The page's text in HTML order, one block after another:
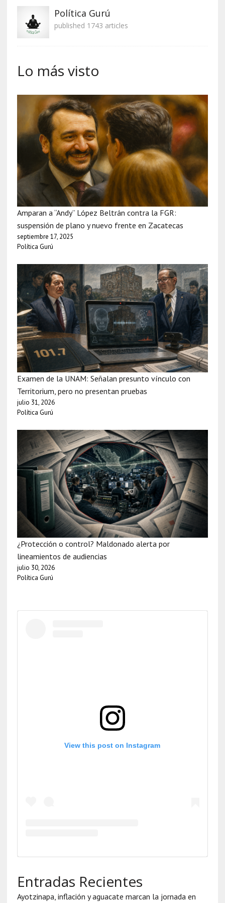
Política Gurú
published 1743 articles
Lo más visto
Amparan a “Andy” López Beltrán contra la FGR:
suspensión de plano y nuevo frente en Zacatecas
septiembre 17, 2025
Política Gurú
Examen de la UNAM: Señalan presunto vínculo con
Territorium, pero no presentan pruebas
julio 31, 2026
Política Gurú
¿Protección o control? Maldonado alerta por
lineamientos de audiencias
julio 30, 2026
Política Gurú
View this post on Instagram
Entradas Recientes
Ayotzinapa, inflación y aguacate marcan la jornada en